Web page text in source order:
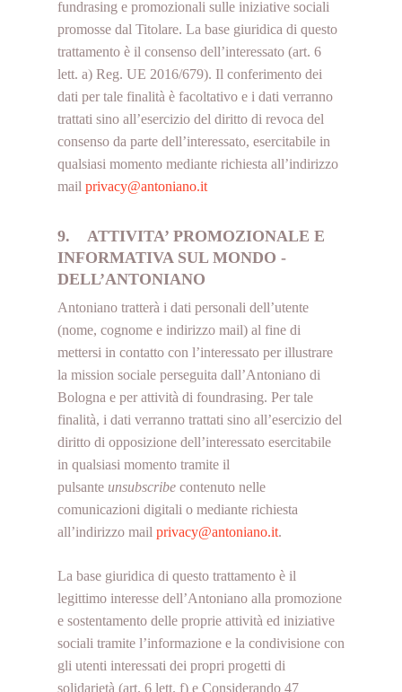
fundrasing e promozionali sulle iniziative sociali
promosse dal Titolare. La base giuridica di questo
trattamento è il consenso dell’interessato (art. 6
lett. a) Reg. UE 2016/679). Il conferimento dei
dati per tale finalità è facoltativo e i dati verranno
trattati sino all’esercizio del diritto di revoca del
consenso da parte dell’interessato, esercitabile in
qualsiasi momento mediante richiesta all’indirizzo
mail privacy@antoniano.it
9. ATTIVITA’ PROMOZIONALE E
INFORMATIVA SUL MONDO ­­
DELL’ANTONIANO
Antoniano tratterà i dati personali dell’utente
(nome, cognome e indirizzo mail) al fine di
mettersi in contatto con l’interessato per illustrare
la mission sociale perseguita dall’Antoniano di
Bologna e per attività di foundrasing. Per tale
finalità, i dati verranno trattati sino all’esercizio del
diritto di opposizione dell’interessato esercitabile
in qualsiasi momento tramite il
pulsante unsubscribe contenuto nelle
comunicazioni digitali o mediante richiesta
all’indirizzo mail privacy@antoniano.it.
La base giuridica di questo trattamento è il
legittimo interesse dell’Antoniano alla promozione
e sostentamento delle proprie attività ed iniziative
sociali tramite l’informazione e la condivisione con
gli utenti interessati dei propri progetti di
solidarietà (art. 6 lett. f) e Considerando 47